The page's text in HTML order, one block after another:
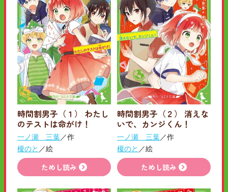
時間割男子（１） わたし
のテストは命がけ！
一ノ瀬 三葉／作
榎のと ／絵
ためし読み
時間割男子（２） 消えな
いで、カンジくん！
一ノ瀬 三葉／作
榎のと ／絵
ためし読み